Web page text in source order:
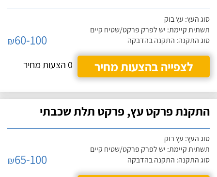
סוג העץ: עץ בוק
תשתית קיימת: יש לפרק פרקט/שטיח קיים
סוג התקנה: התקנה בהדבקה
₪60-100
לצפייה בהצעות מחיר
0 הצעות מחיר
התקנת פרקט עץ, פרקט תלת שכבתי
סוג העץ: עץ בוק
תשתית קיימת: יש לפרק פרקט/שטיח קיים
סוג התקנה: התקנה בהדבקה
₪65-100